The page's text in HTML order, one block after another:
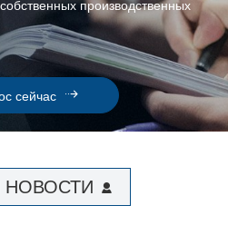
производственных
сейчас
НОВОСТИ